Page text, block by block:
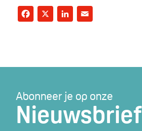
Facebook
X LinkedIn
Abonneer je op onze
Nieuwsbrief